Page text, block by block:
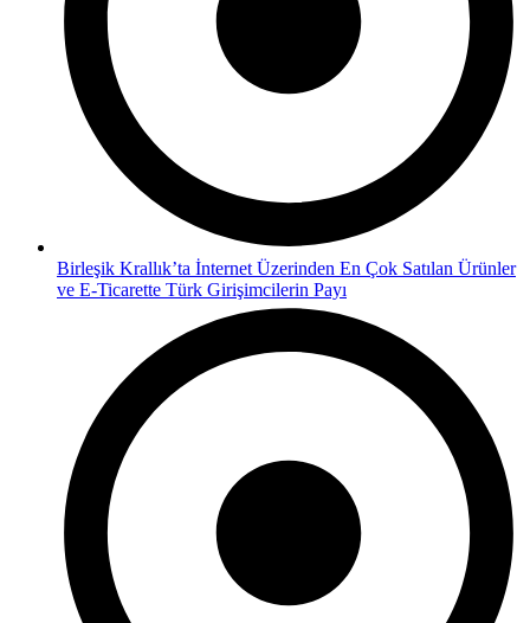
Birleşik Krallık’ta İnternet Üzerinden En Çok Satılan Ürünler
ve E-Ticarette Türk Girişimcilerin Payı